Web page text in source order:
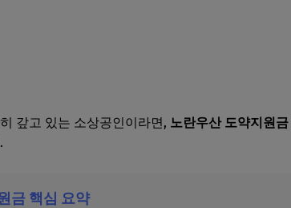
갚고 있는 소상공인이라면, 노란우산 도약지원금
금 핵심 요약